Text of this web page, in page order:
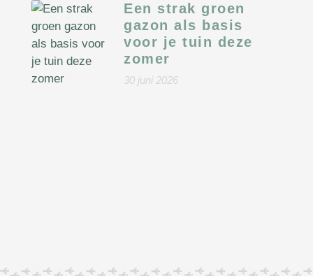
Een strak groen
gazon als basis
voor je tuin deze
zomer
30 juni 2026